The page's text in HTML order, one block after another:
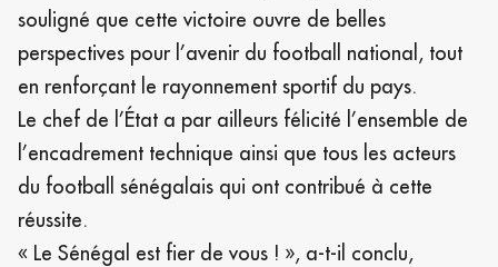
souligné que cette victoire ouvre de belles
perspectives pour l’avenir du football national, tout
en renforçant le rayonnement sportif du pays.
Le chef de l’État a par ailleurs félicité l’ensemble de
l’encadrement technique ainsi que tous les acteurs
du football sénégalais qui ont contribué à cette
réussite.
« Le Sénégal est fier de vous ! », a-t-il conclu,